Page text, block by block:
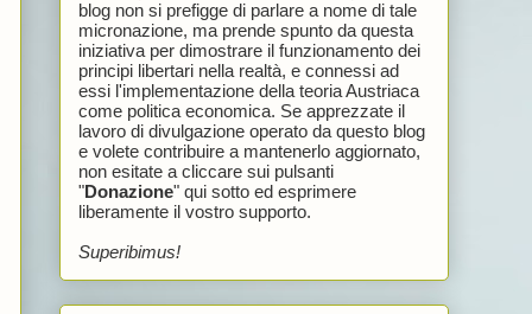
blog non si prefigge di parlare a nome di tale
micronazione, ma prende spunto da questa
iniziativa per dimostrare il funzionamento dei
principi libertari nella realtà, e connessi ad
essi l'implementazione della teoria Austriaca
come politica economica. Se apprezzate il
lavoro di divulgazione operato da questo blog
e volete contribuire a mantenerlo aggiornato,
non esitate a cliccare sui pulsanti
"Donazione" qui sotto ed esprimere
liberamente il vostro supporto.
Superibimus!